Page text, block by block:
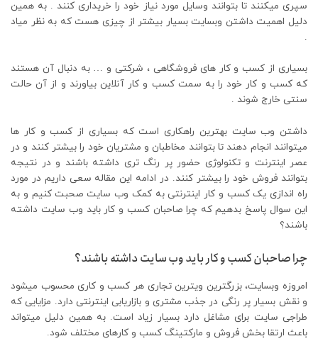
سپری میکنند تا بتوانند وسایل مورد نیاز خود را خریداری کنند . به همین
دلیل اهمیت داشتن وبسایت بسیار بیشتر از چیزی هست که به نظر میاد
.
بسیاری از کسب و کار های فروشگاهی ، شرکتی و … به دنبال آن هستند
که کسب و کار خود را به سمت کسب و کار آنلاین بیاورند و از آن حالت
سنتی خارج شوند .
داشتن وب سایت بهترین راهکاری است که بسیاری از کسب و کار ها
میتوانند انجام دهند تا بتوانند مخاطبان و مشتریان خود را بیشتر کنند و در
عصر اینترنت و تکنولوژی حضور پر رنگ تری داشته باشند و در نتیجه
بتوانند فروش خود را بیشتر کنند. در ادامه این مقاله سعی داریم در مورد
راه اندازی یک کسب و کار اینترنتی به کمک وب سایت صحبت کنیم و به
این سوال پاسخ بدهیم که چرا صاحبان کسب و کار باید وب سایت داشته
باشند؟
چرا صاحبان کسب و کار باید وب سایت داشته باشند؟
امروزه وبسایت، بزرگترین ویترین تجاری هر کسب و کاری محسوب میشود
و نقش بسیار پر رنگی در جذب مشتری و بازاریابی اینترنتی دارد. مزایایی که
طراجی سایت برای مشاغل دارد بسیار زیاد است. به همین دلیل میتواند
باعث ارتقا بخش فروش و مارکتینگ کسب و کارهای مختلف شود.